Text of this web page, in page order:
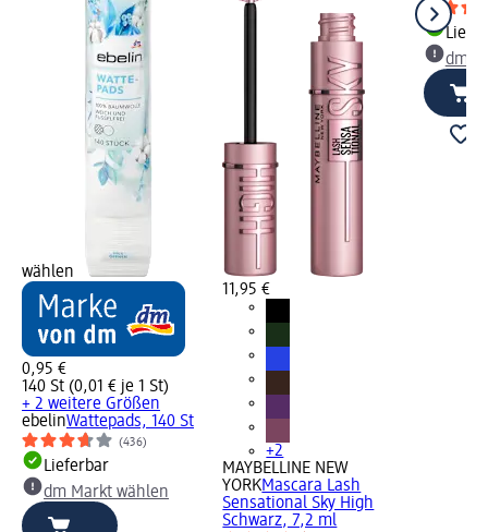
wählen
0,95 €
140 St (0,01 € je 1 St)
+ 2 weitere Größen
ebelinWattepads, 140 St
(436)
Lieferbar
dm Markt wählen
11,95 €
+2
MAYBELLINE NEW
YORKMascara Lash
Sensational Sky High
Schwarz, 7,2 ml
dm